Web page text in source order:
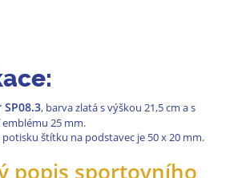
, barva zlatá s výškou 21,5 cm a s
25 mm.
štítku na podstavec je 50 x 20 mm.
popis sportovního